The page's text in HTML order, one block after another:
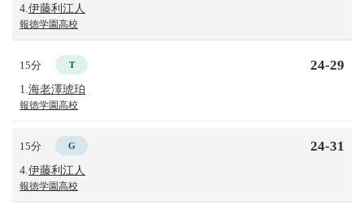
4. 伊藤利江人
報徳学園高校
15分 T
1. 海老澤琥珀
報徳学園高校
24-29
15分 G
4. 伊藤利江人
報徳学園高校
24-31